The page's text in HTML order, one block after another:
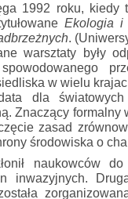
1992 roku, kiedy
Ekologia i
.
warsztaty były
w wielu
dla
Znaczący formalny
zasad
środowiska o
naukowców
inwazyjnych.